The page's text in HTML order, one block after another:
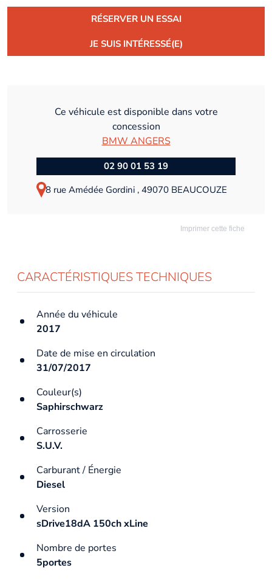
RÉSERVER UN ESSAI
JE SUIS INTÉRESSÉ(E)
Ce véhicule est disponible dans votre
concession
BMW ANGERS
02 90 01 53 19
8 rue Amédée Gordini , 49070 BEAUCOUZE
Imprimer cette fiche
CARACTÉRISTIQUES TECHNIQUES
Année du véhicule
2017
Date de mise en circulation
31/07/2017
Couleur(s)
Saphirschwarz
Carrosserie
S.U.V.
Carburant / Énergie
Diesel
Version
sDrive18dA 150ch xLine
Nombre de portes
5portes